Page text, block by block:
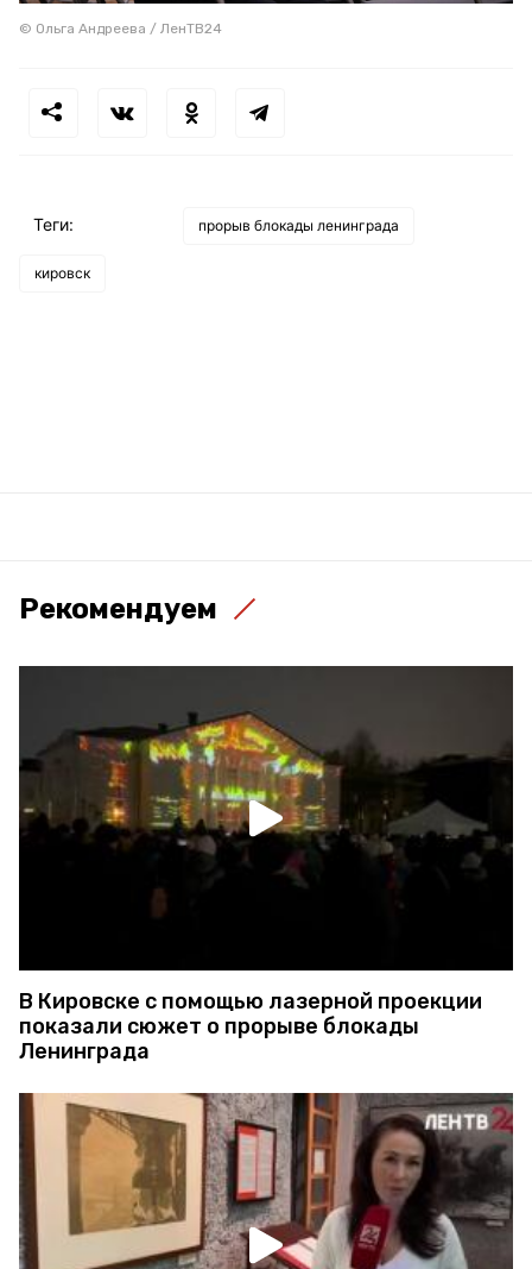
© Ольга Андреева / ЛенТВ24
Теги: прорыв блокады ленинграда
кировск
Рекомендуем
В Кировске с помощью лазерной проекции
показали сюжет о прорыве блокады
Ленинграда